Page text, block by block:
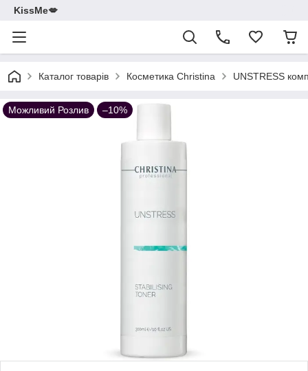
KissMe💋
Каталог товарів Косметика Christina UNSTRESS
Можливий Розлив –10%